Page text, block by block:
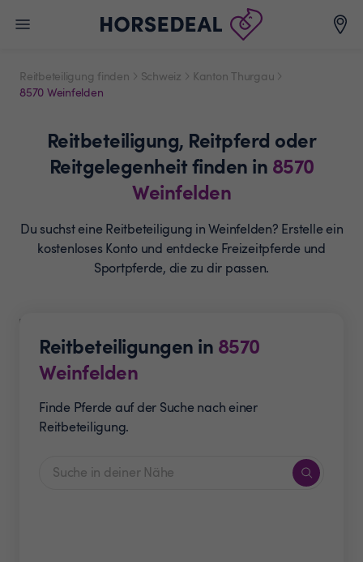
Reitbeteiligung finden Schweiz
Kanton Thurgau
8570 Weinfelden
Reitbeteiligung, Reitpferd oder
Reitgelegenheitfinden in 8570
Weinfelden
Du suchst eine Reitbeteiligung in Weinfelden? Erstelle ein
kostenloses Konto und entdecke Freizeitpferde und
Sportpferde, die zu dir passen.
Reitbeteiligungen in 8570
Weinfelden
Finde Pferde auf der Suche nach einer
Reitbeteiligung.